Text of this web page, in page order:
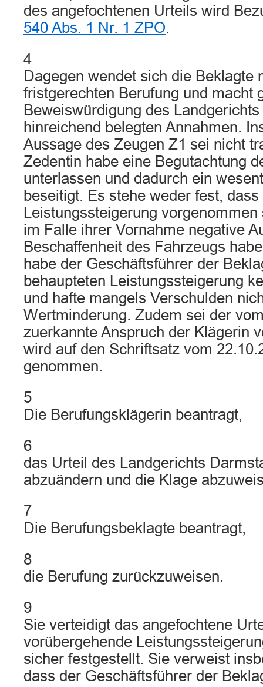
des angefochtenen Urteils wird
540 Abs. 1 Nr. 1 ZPO.
4
Dagegen wendet sich die Beklagte
fristgerechten Berufung und macht
Beweiswürdigung des
hinreichend belegten Annahmen.
Aussage des Zeugen Z1 sei nicht
Zedentin habe eine Begutachtung
unterlassen und dadurch ein
beseitigt. Es stehe weder fest,
Leistungssteigerung
im Falle ihrer Vornahme negative
Beschaffenheit des Fahrzeugs
habe der Geschäftsführer der
behaupteten Leistungssteigerung
und hafte mangels Verschulden
Wertminderung. Zudem sei der
zuerkannte Anspruch der Klägerin
wird auf den Schriftsatz vom
genommen.
5
Die Berufungsklägerin beantragt,
6
das Urteil des Landgerichts
abzuändern und die Klage
7
Die Berufungsbeklagte beantragt,
8
die Berufung zurückzuweisen.
9
Sie verteidigt das angefochtene
vorübergehende
sicher festgestellt. Sie verweist
dass der Geschäftsführer der